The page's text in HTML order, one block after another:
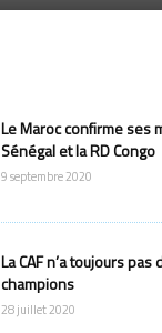
Le Maroc confirme ses
Sénégal et la RD Congo
9 septembre 2020
La CAF n’a toujours
champions
28 juillet 2020